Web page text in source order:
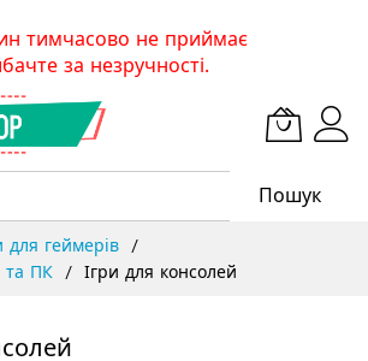
тимчасово не приймає
за незручності.
Пошук
для геймерів
та ПК
Ігри для консолей